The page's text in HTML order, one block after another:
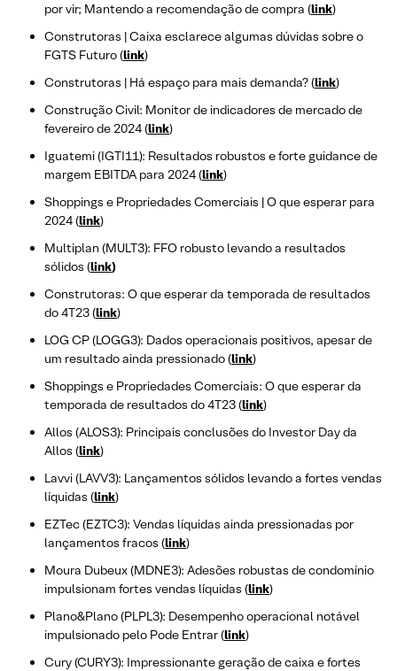
por vir; Mantendo a recomendação de compra (link)
Construtoras | Caixa esclarece algumas dúvidas sobre o
FGTS Futuro (link)
Construtoras | Há espaço para mais demanda? (link)
Construção Civil: Monitor de indicadores de mercado de
fevereiro de 2024 (link)
Iguatemi (IGTI11): Resultados robustos e forte guidance de
margem EBITDA para 2024 (link)
Shoppings e Propriedades Comerciais | O que esperar para
2024 (link)
Multiplan (MULT3): FFO robusto levando a resultados
sólidos (link)
Construtoras: O que esperar da temporada de resultados
do 4T23 (link)
LOG CP (LOGG3): Dados operacionais positivos, apesar de
um resultado ainda pressionado (link)
Shoppings e Propriedades Comerciais: O que esperar da
temporada de resultados do 4T23 (link)
Allos (ALOS3): Principais conclusões do Investor Day da
Allos (link)
Lavvi (LAVV3): Lançamentos sólidos levando a fortes vendas
líquidas (link)
EZTec (EZTC3): Vendas líquidas ainda pressionadas por
lançamentos fracos (link)
Moura Dubeux (MDNE3): Adesões robustas de condomínio
impulsionam fortes vendas líquidas (link)
Plano&Plano (PLPL3): Desempenho operacional notável
impulsionado pelo Pode Entrar (link)
Cury (CURY3): Impressionante geração de caixa e fortes